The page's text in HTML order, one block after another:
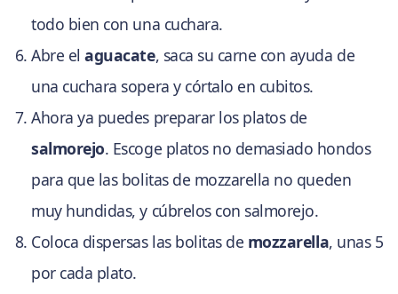
todo bien con una cuchara.
Abre elaguacate, saca su carne con ayuda de
una cuchara sopera y córtalo en cubitos.
Ahora ya puedes preparar los platos de
salmorejo. Escoge platos no demasiado hondos
para que las bolitas de mozzarella no queden
muy hundidas, y cúbrelos con salmorejo.
Coloca dispersas las bolitas de mozzarella, unas 5
por cada plato.